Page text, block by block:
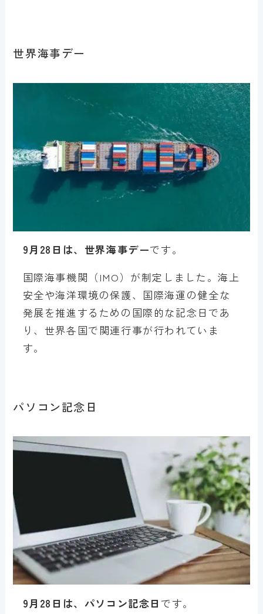
世界海事デー
9月28日は、世界海事デーです。
国際海事機関（IMO）が制定しました。海上
安全や海洋環境の保護、国際海運の健全な
発展を推進するための国際的な記念日であ
り、世界各国で関連行事が行われていま
す。
パソコン記念日
9月28日は、パソコン記念日 です。